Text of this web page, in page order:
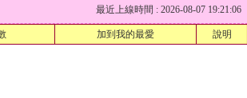
最近上線時間 : 2026-08-07 19:21:06
加到我的最愛 說明